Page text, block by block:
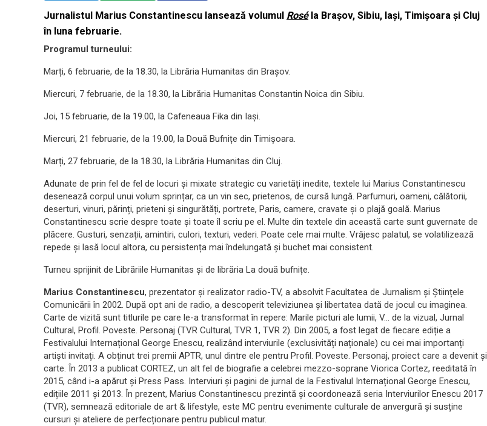
Jurnalistul Marius Constantinescu lansează volumul Roséla Brașov, Sibiu, Iași, Timișoara și Cluj
în luna februarie.
Programul turneului:
Marți, 6 februarie, de la 18.30, la Librăria Humanitas din Brașov.
Miercuri, 7 februarie, de la 18.30, la Librăria Humanitas Constantin Noica din Sibiu.
Joi, 15 februarie, de la 19.00, la Cafeneaua Fika din Iași.
Miercuri, 21 februarie, de la 19.00, la Două Bufnițe din Timișoara.
Marți, 27 februarie, de la 18.30, la Librăria Humanitas din Cluj.
Adunate de prin fel de fel de locuri și mixate strategic cu varietăți inedite, textele lui Marius Constantinescu
desenează corpul unui volum sprințar, ca un vin sec, prietenos, de cursă lungă. Parfumuri, oameni, călătorii,
deserturi, vinuri, părinți, prieteni și singurătăți, portrete, Paris, camere, cravate și o plajă goală. Marius
Constantinescu scrie despre toate și toate îl scriu pe el. Multe din textele din această carte sunt guvernate de
plăcere. Gusturi, senzații, amintiri, culori, texturi, vederi. Poate cele mai multe. Vrăjesc palatul, se volatilizează
repede și lasă locul altora, cu persistența mai îndelungată și buchet mai consistent.
Turneu sprijinit de Librăriile Humanitas și de librăria La două bufnițe.
Marius Constantinescu, prezentator și realizator radio-TV, a absolvit Facultatea de Jurnalism și Științele
Comunicării în 2002. După opt ani de radio, a descoperit televiziunea și libertatea dată de jocul cu imaginea.
Carte de vizită sunt titlurile pe care le-a transformat în repere: Marile picturi ale lumii, V… de la vizual, Jurnal
Cultural, Profil. Poveste. Personaj (TVR Cultural, TVR 1, TVR 2). Din 2005, a fost legat de fiecare ediție a
Festivalului Internațional George Enescu, realizând interviurile (exclusivități naționale) cu cei mai importanți
artiști invitați. A obținut trei premii APTR, unul dintre ele pentru Profil. Poveste. Personaj, proiect care a devenit și
carte. În 2013 a publicat CORTEZ, un alt fel de biografie a celebrei mezzo-soprane Viorica Cortez, reeditată în
2015, când i-a apărut și Press Pass. Interviuri și pagini de jurnal de la Festivalul Internațional George Enescu,
edițiile 2011 și 2013. În prezent, Marius Constantinescu prezintă și coordonează seria Interviurilor Enescu 2017
(TVR), semnează editoriale de art & lifestyle, este MC pentru evenimente culturale de anvergură și susține
cursuri și ateliere de perfecționare pentru publicul matur.